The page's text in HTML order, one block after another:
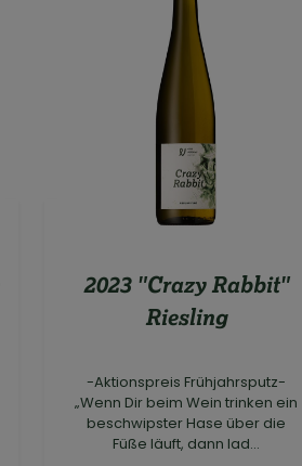
2023 "Crazy Rabbit"
Riesling
-Aktionspreis Frühjahrsputz-
„Wenn Dir beim Wein trinken ein
beschwipster Hase über die
Füße läuft, dann lad...